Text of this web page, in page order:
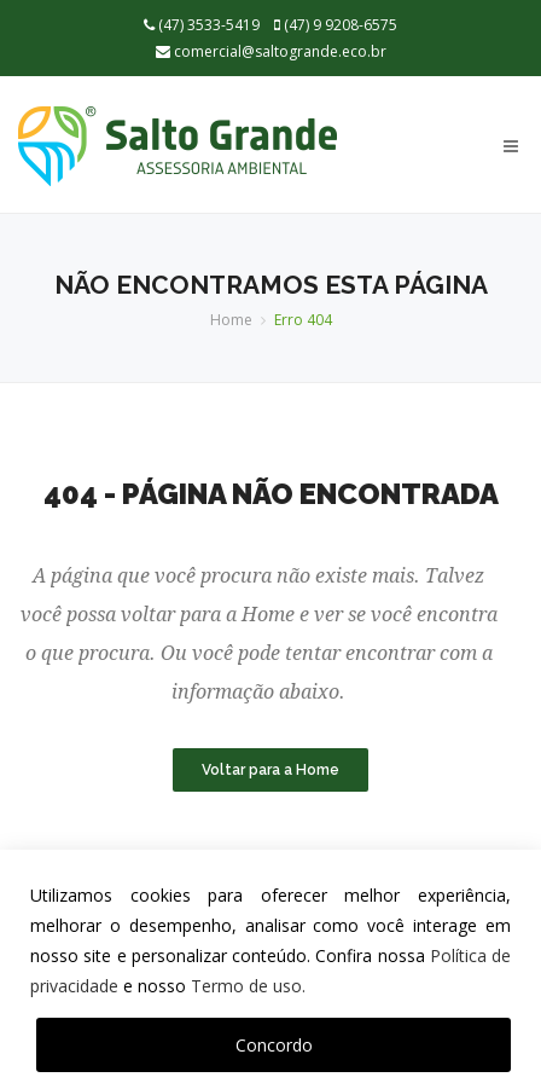
(47) 3533-5419
(47) 9 9208-6575
comercial@saltogrande.eco.br
NÃO ENCONTRAMOS ESTA PÁGINA
Home Erro 404
404 - PÁGINA NÃO ENCONTRADA
A página que você procura não existe mais. Talvez
você possa voltar para a Home e ver se você encontra
o que procura. Ou você pode tentar encontrar com a
informação abaixo.
Voltar para a Home
Utilizamos cookies para oferecer melhor experiência,
melhorar o desempenho, analisar como você interage em
nosso site e personalizar conteúdo. Confira nossa Política de
privacidade e nosso Termo de uso.
Concordo
Salto Grande Assessoria Ambiental © 2026 - Todos Os Direitos